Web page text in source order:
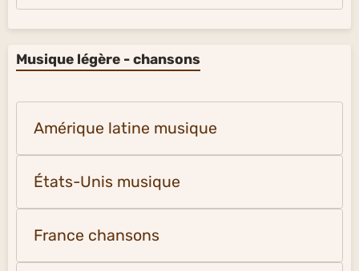
Musique légère - chansons
Amérique latine musique
États-Unis musique
France chansons